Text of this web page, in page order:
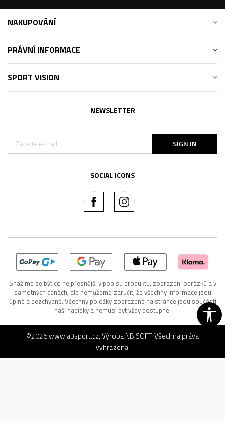
NAKUPOVÁNÍ
PRÁVNÍ INFORMACE
SPORT VISION
NEWSLETTER
SIGN IN
SOCIAL ICONS
Snažíme se být co nejpřesnější v popisu produktu, zobrazení obrázků a v
samotných cenách, ale nemůžeme zaručit, že všechny informace jsou
úplné a bezchybné. Všechny položky zobrazené na stránce jsou součástí
naší nabídky a nemusí být vždy dostupné.
©2026www.a3sport.cz, VýrobaNB SOFT. Všechna práva
vyhrazena.